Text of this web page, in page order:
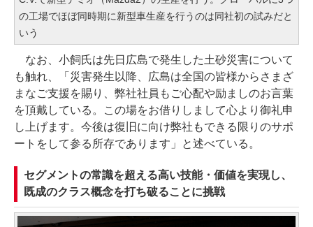
の工場でほぼ同時期に新型車生産を行うのは同社初の試みだと
いう
なお、小飼氏は先日広島で発生した土砂災害について
も触れ、「災害発生以降、広島は全国の皆様からさまざ
まなご支援を賜り、弊社社員もご心配や励ましのお言葉
を頂戴している。この場をお借りしまして心より御礼申
し上げます。今後は復旧に向け弊社もできる限りのサポ
ートをして参る所存であります」と述べている。
セグメントの常識を超える高い技能・価値を実現し、
既成のクラス概念を打ち破ることに挑戦